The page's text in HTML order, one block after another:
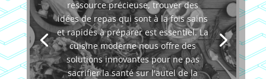
ressource précieuse, trouver des
idées de repas qui sont à la fois sains
et rapides à préparer est essentiel. La
cuisine moderne nous offre des
solutions innovantes pour ne pas
sacrifier la santé sur l'autel de la